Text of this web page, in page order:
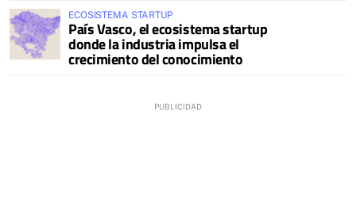
ECOSISTEMA STARTUP
País Vasco, el ecosistema startup
donde la industria impulsa el
crecimiento del conocimiento